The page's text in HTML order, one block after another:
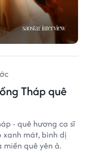
Tháp quê
- quê hương ca sĩ
xanh mát, bình dị
miền quê yên ả.